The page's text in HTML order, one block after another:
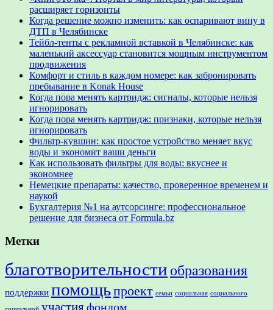
расширяет горизонты
Когда решение можно изменить: как оспаривают вину в
ДТП в Челябинске
Тейбл-тенты с рекламной вставкой в Челябинске: как
маленький аксессуар становится мощным инструментом
продвижения
Комфорт и стиль в каждом номере: как забронировать
пребывание в Konak House
Когда пора менять картридж: сигналы, которые нельзя
игнорировать
Когда пора менять картридж: признаки, которые нельзя
игнорировать
Фильтр-кувшин: как простое устройство меняет вкус
воды и экономит ваши деньги
Как использовать фильтры для воды: вкуснее и
экономнее
Немецкие препараты: качество, проверенное временем и
наукой
Бухгалтерия №1 на аутсорсинге: профессиональное
решение для бизнеса от Formula.bz
Метки
благотворительности образования
поддержки помощьпроект семьи социальная социального
участияфондом